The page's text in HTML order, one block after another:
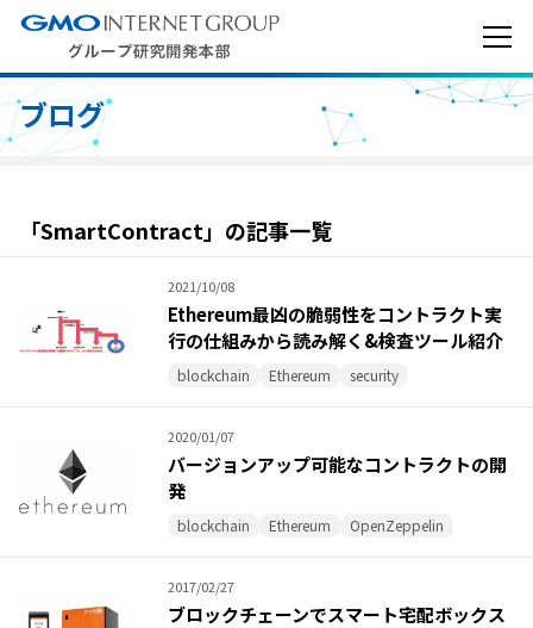
ブログ
「SmartContract」の記事一覧
2021/10/08
Ethereum最凶の脆弱性をコントラクト実
行の仕組みから読み解く&検査ツール紹介
blockchain Ethereum security
2020/01/07
バージョンアップ可能なコントラクトの開
発
blockchain Ethereum OpenZeppelin
2017/02/27
ブロックチェーンでスマート宅配ボックス